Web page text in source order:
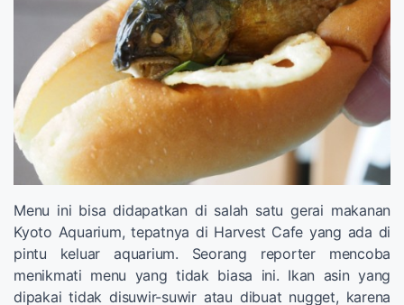
Menu ini bisa didapatkan di salah satu gerai makanan
Kyoto Aquarium, tepatnya di Harvest Cafe yang ada di
pintu keluar aquarium. Seorang reporter mencoba
menikmati menu yang tidak biasa ini. Ikan asin yang
dipakai tidak disuwir-suwir atau dibuat nugget, karena